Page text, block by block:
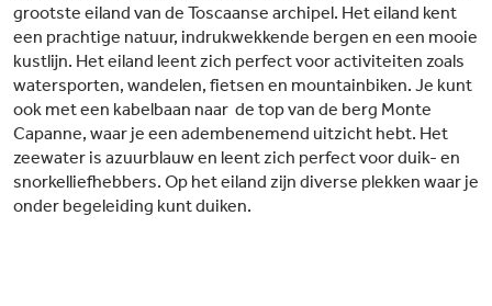
grootste eiland van de Toscaanse archipel. Het eiland kent
een prachtige natuur, indrukwekkende bergen en een mooie
kustlijn. Het eiland leent zich perfect voor activiteiten zoals
watersporten, wandelen, fietsen en mountainbiken. Je kunt
ook met een kabelbaan naar de top van de berg Monte
Capanne, waar je een adembenemend uitzicht hebt. Het
zeewater is azuurblauw en leent zich perfect voor duik- en
snorkelliefhebbers. Op het eiland zijn diverse plekken waar je
onder begeleiding kunt duiken.